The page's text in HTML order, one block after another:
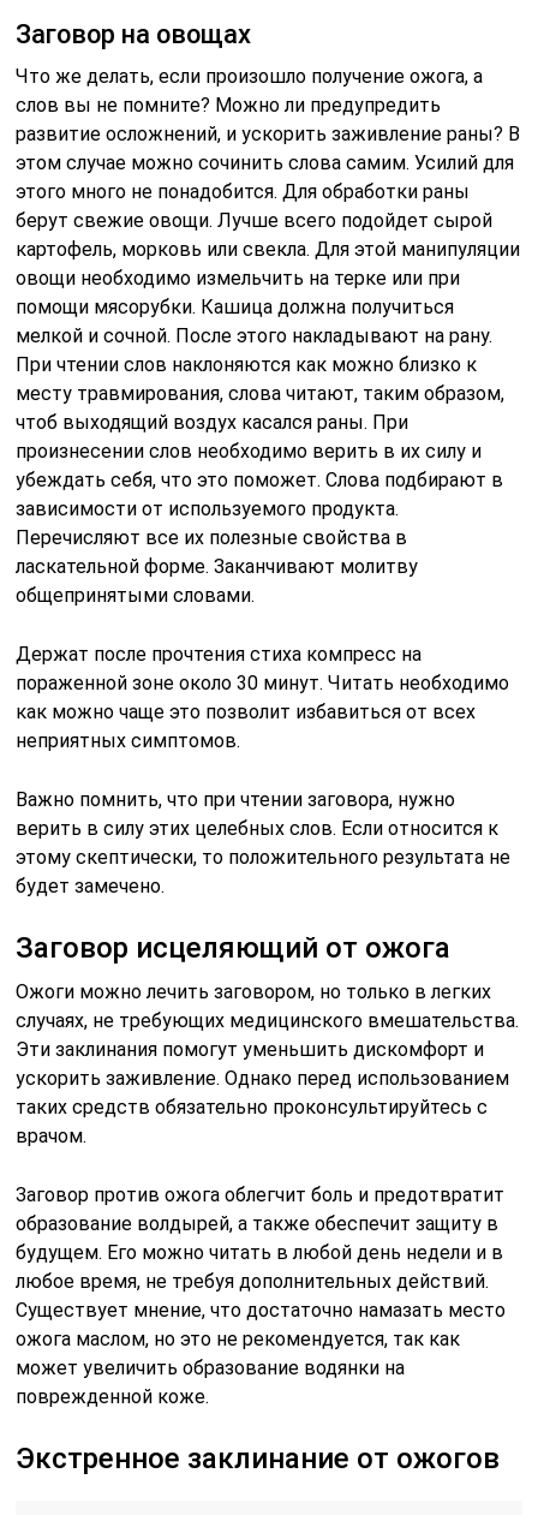
Заговор на овощах
Что же делать, если произошло получение ожога, а
слов вы не помните? Можно ли предупредить
развитие осложнений, и ускорить заживление раны? В
этом случае можно сочинить слова самим. Усилий для
этого много не понадобится. Для обработки раны
берут свежие овощи. Лучше всего подойдет сырой
картофель, морковь или свекла. Для этой манипуляции
овощи необходимо измельчить на терке или при
помощи мясорубки. Кашица должна получиться
мелкой и сочной. После этого накладывают на рану.
При чтении слов наклоняются как можно близко к
месту травмирования, слова читают, таким образом,
чтоб выходящий воздух касался раны. При
произнесении слов необходимо верить в их силу и
убеждать себя, что это поможет. Слова подбирают в
зависимости от используемого продукта.
Перечисляют все их полезные свойства в
ласкательной форме. Заканчивают молитву
общепринятыми словами.
Держат после прочтения стиха компресс на
пораженной зоне около 30 минут. Читать необходимо
как можно чаще это позволит избавиться от всех
неприятных симптомов.
Важно помнить, что при чтении заговора, нужно
верить в силу этих целебных слов. Если относится к
этому скептически, то положительного результата не
будет замечено.
Заговор исцеляющий от ожога
Ожоги можно лечить заговором, но только в легких
случаях, не требующих медицинского вмешательства.
Эти заклинания помогут уменьшить дискомфорт и
ускорить заживление. Однако перед использованием
таких средств обязательно проконсультируйтесь с
врачом.
Заговор против ожога облегчит боль и предотвратит
образование волдырей, а также обеспечит защиту в
будущем. Его можно читать в любой день недели и в
любое время, не требуя дополнительных действий.
Существует мнение, что достаточно намазать место
ожога маслом, но это не рекомендуется, так как
может увеличить образование водянки на
поврежденной коже.
Экстренное заклинание от ожогов